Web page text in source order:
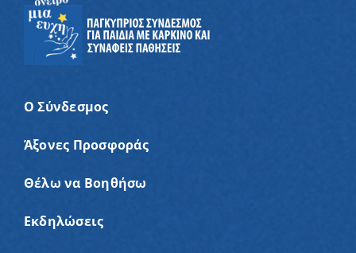
Ο Σύνδεσμος
Άξονες Προσφοράς
Θέλω να Βοηθήσω
Εκδηλώσεις